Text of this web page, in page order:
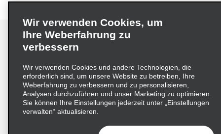
Impressum Nutzungsbedingungen
Datenschutzrichtlinie
Cookie-Richtlinie
Datenschutzoptionen
Lieferkettensorgfaltspflichtengesetz (LkSG) Grundsatzerklärung
Beschwerdeverfahren nach dem
Wir verwenden Cookies, um
Ihre Weberfahrung zu
verbessern
Wir verwenden Cookies und andere Technologien, die
erforderlich sind, um unsere Website zu betreiben, Ihre
Weberfahrung zu verbessern und zu personalisieren,
Analysen durchzuführen und unser Marketing zu optimieren.
Sie können Ihre Einstellungen jederzeit unter „Einstellungen
verwalten“ aktualisieren.